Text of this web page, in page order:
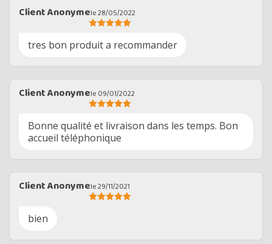
Client Anonymele 28/05/2022
tres bon produit a recommander
Client Anonymele 09/01/2022
Bonne qualité et livraison dans les temps. Bon
accueil téléphonique
Client Anonymele 29/11/2021
bien